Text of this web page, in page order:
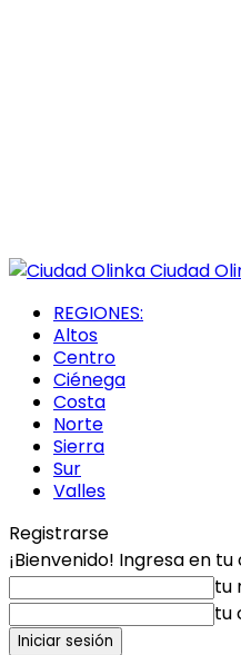
Ciudad
REGIONES:
Altos
Centro
Ciénega
Costa
Norte
Sierra
Sur
Valles
Registrarse
¡Bienvenido! Ingresa en
tu
tu